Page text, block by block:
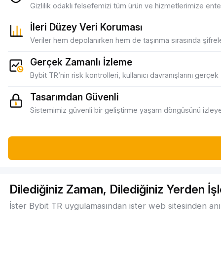
Gizlilik odaklı felsefemizi tüm ürün ve hizmetlerimize
İleri Düzey Veri Koruması
Veriler hem depolanırken hem de taşınma sırasında
Gerçek Zamanlı İzleme
Bybit TR’nin risk kontrolleri, kullanıcı davranışlarını
Tasarımdan Güvenli
Sistemimiz güvenli bir geliştirme yaşam döngüsünü
Dilediğiniz Zaman, Dilediğiniz Yerden
İster Bybit TR uygulamasından ister web sitesinden